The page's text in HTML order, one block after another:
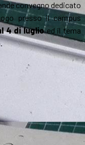
convegno dedicato
presso il campus
4 di luglioed il tema